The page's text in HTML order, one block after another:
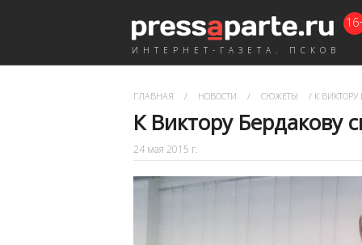
ИНТЕРНЕТ-ГАЗЕТА. ПСКОВ
ГЛАВНАЯ / НОВОСТИ / СЮЖЕТЫ / К
К Виктору Бердакову
24 мая 2015 г.